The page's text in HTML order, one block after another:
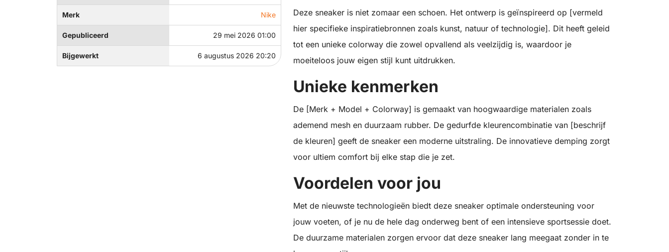
Merk Nike
Gepubliceerd 29 mei 2026 01:00
Bijgewerkt 6 augustus 2026 20:20
Deze sneaker is niet zomaar een schoen. Het ontwerp is geïnspireerd op [vermeld
hier specifieke inspiratiebronnen zoals kunst, natuur of technologie]. Dit heeft geleid
tot een unieke colorway die zowel opvallend als veelzijdig is, waardoor je
moeiteloos jouw eigen stijl kunt uitdrukken.
Unieke kenmerken
De [Merk + Model + Colorway] is gemaakt van hoogwaardige materialen zoals
ademend mesh en duurzaam rubber. De gedurfde kleurencombinatie van [beschrijf
de kleuren] geeft de sneaker een moderne uitstraling. De innovatieve demping zorgt
voor ultiem comfort bij elke stap die je zet.
Voordelen voor jou
Met de nieuwste technologieën biedt deze sneaker optimale ondersteuning voor
jouw voeten, of je nu de hele dag onderweg bent of een intensieve sportsessie doet.
De duurzame materialen zorgen ervoor dat deze sneaker lang meegaat zonder in te